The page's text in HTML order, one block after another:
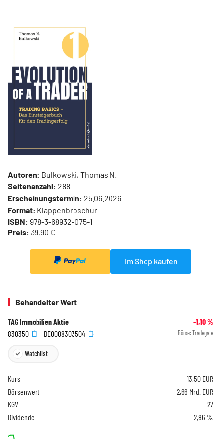
Autoren: Bulkowski, Thomas N.
Seitenanzahl: 288
Erscheinungstermin: 25.06.2026
Format: Klappenbroschur
ISBN: 978-3-68932-075-1
Preis: 39,90 €
Im Shop kaufen
Behandelter Wert
TAG Immobilien Aktie -1,10%
830350
DE0008303504 Börse: Tradegate
Watchlist
Kurs 13,50 EUR
Börsenwert
2,66 Mrd. EUR
KGV
27
Dividende
2,86 %